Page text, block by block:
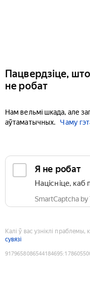
Пацвердзіце,
не робат
Нам вельмі шкада, але
аўтаматычных.
Чаму
Я не робат
Націсніце, каб
SmartCaptcha by
Калі ў вас узніклі праблемы,
сувязі
9179658086544184695: